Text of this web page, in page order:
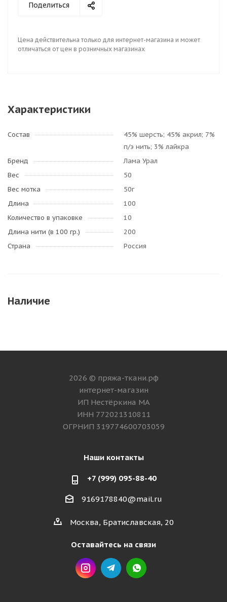
Поделиться
Цена действительна только для интернет-магазина и может
отличаться от цен в розничных магазинах
Характеристики
Состав
45% шерсть; 45% акрил; 7%
п/э нить; 3% лайкра
Бренд
Лама Урал
Вес
50
Вес мотка
50г
Длина
100
Количество в упаковке
10
Длина нити (в 100 гр.)
200
Страна
Россия
Наличие
2026 © пряжа-ткани.рф
интернет-магазин
ИП Нестёркина МА
ИНН 772021310811
ОГРНИП 319774600703059
Наши контакты
+7 (999) 095-88-40
9169178840@mail.ru
Москва, Братиславская, 20
Оставайтесь на связи